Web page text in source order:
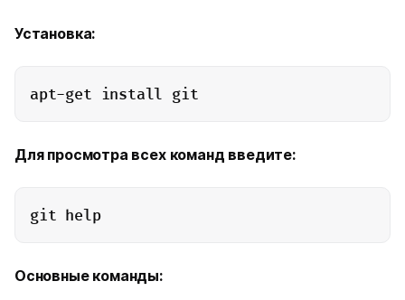
Установка:
apt-get install git
Для просмотра всех команд введите:
git help
Основные команды: